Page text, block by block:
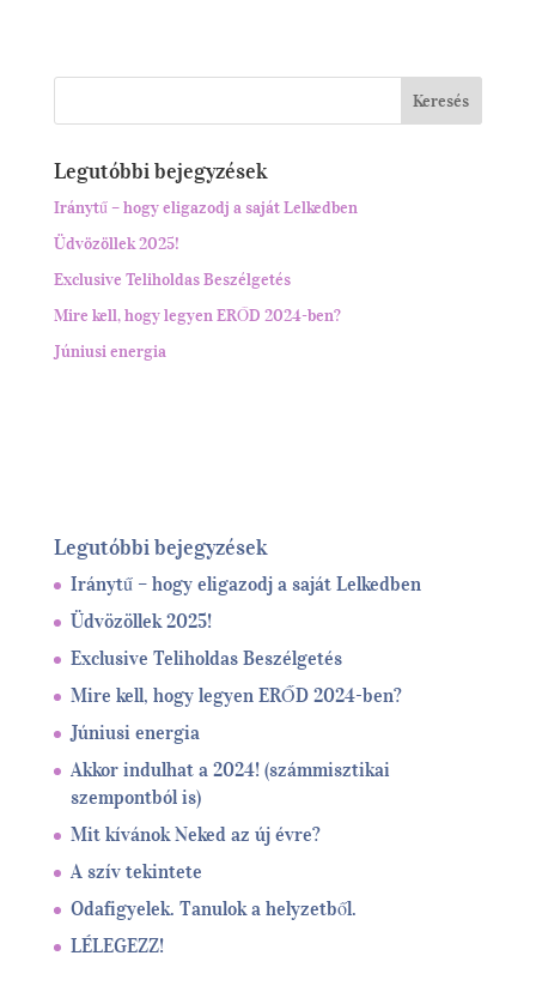
Legutóbbi bejegyzések
Iránytű – hogy eligazodj a saját Lelkedben
Üdvözöllek 2025!
Exclusive Teliholdas Beszélgetés
Mire kell, hogy legyen ERŐD 2024-ben?
Júniusi energia
Legutóbbi bejegyzések
Iránytű – hogy eligazodj a saját Lelkedben
Üdvözöllek 2025!
Exclusive Teliholdas Beszélgetés
Mire kell, hogy legyen ERŐD 2024-ben?
Júniusi energia
Akkor indulhat a 2024! (számmisztikai
szempontból is)
Mit kívánok Neked az új évre?
A szív tekintete
Odafigyelek. Tanulok a helyzetből.
LÉLEGEZZ!